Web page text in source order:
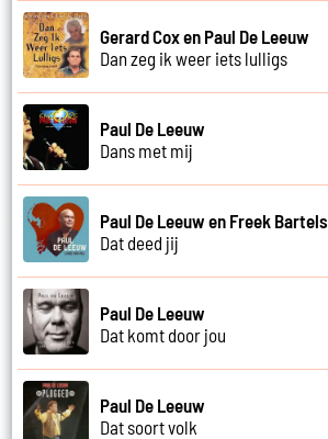
Gerard Cox en Paul De Leeuw
Dan zeg ik weer iets lulligs
Paul De Leeuw
Dans met mij
Paul De Leeuw en Freek Bartels
Dat deed jij
Paul De Leeuw
Dat komt door jou
Paul De Leeuw
Dat soort volk